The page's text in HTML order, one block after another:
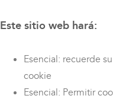
Este sitio web hará:
Esencial: recuerde
cookie
Esencial: Permitir